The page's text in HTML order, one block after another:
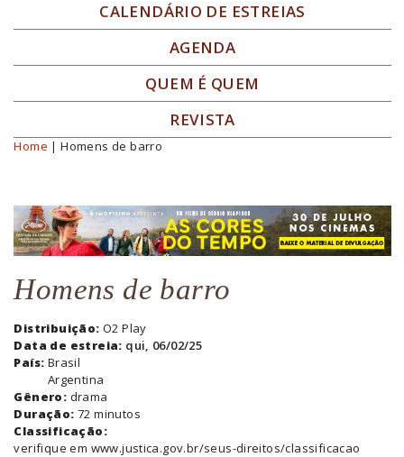
CALENDÁRIO DE ESTREIAS
AGENDA
QUEM É QUEM
REVISTA
Você está aqui
Home | Homens de barro
Homens de barro
Distribuição: O2 Play
Data de estreia: qui, 06/02/25
País: Brasil
Argentina
Gênero: drama
Duração: 72 minutos
Classificação:
verifique em www.justica.gov.br/seus-direitos/classificacao